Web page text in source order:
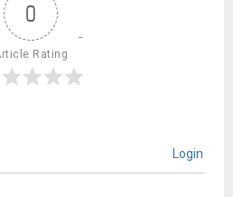
0
Rating
Login